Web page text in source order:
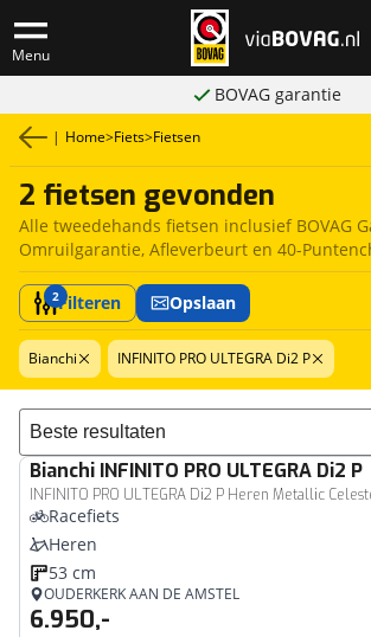
Menu
BOVAG garantie
| Home>Fiets>Fietsen
2 fietsen gevonden
Alle tweedehands fietsen inclusief BOVAG
Omruilgarantie, Afleverbeurt en 40-
2Filteren Opslaan
Bianchi INFINITO PRO ULTEGRA Di2 P
Sorteer resultaten
Bianchi INFINITO PRO ULTEGRA Di2 P
Racefiets
Heren
53 cm
OUDERKERK AAN DE AMSTEL
6.950,-